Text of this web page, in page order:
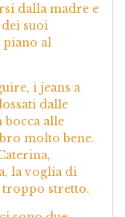
dalla madre e
suoi
piano al
i jeans a
dalle
bocca alle
molto bene.
la voglia di
troppo stretto.